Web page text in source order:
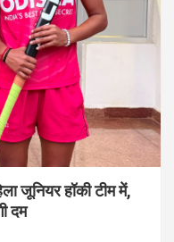
जूनियर हॉकी टीम में,
दम